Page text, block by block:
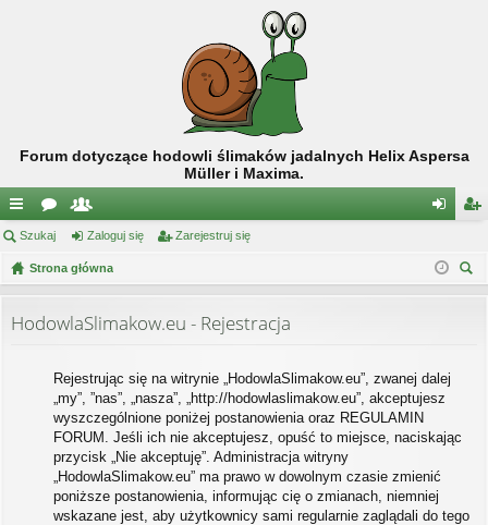
Forum dotyczące hodowli ślimaków jadalnych Helix Aspersa
Müller i Maxima.
ię
ce
…
or
a
ży
tk
w
cy
og ej
Szukaj Zaloguj się Zarejestruj się
Strona główna
HodowlaSlimakow.eu - Rejestracja
Rejestrując się na witrynie „HodowlaSlimakow.eu”, zwanej dalej
„my”, ”nas”, „nasza”, „http://hodowlaslimakow.eu”, akceptujesz
wyszczególnione poniżej postanowienia oraz REGULAMIN
FORUM. Jeśli ich nie akceptujesz, opuść to miejsce, naciskając
przycisk „Nie akceptuję”. Administracja witryny
„HodowlaSlimakow.eu” ma prawo w dowolnym czasie zmienić
poniższe postanowienia, informując cię o zmianach, niemniej
wskazane jest, aby użytkownicy sami regularnie zaglądali do tego